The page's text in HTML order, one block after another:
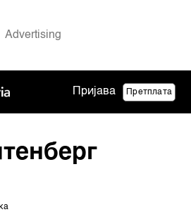
Пријава Претплата